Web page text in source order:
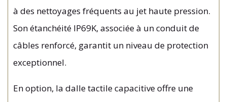
à des nettoyages fréquents au jet haute pression.
Son étanchéité IP69K, associée à un conduit de
câbles renforcé, garantit un niveau de protection
exceptionnel.
Enoption, la dalletactilecapacitiveoffre une